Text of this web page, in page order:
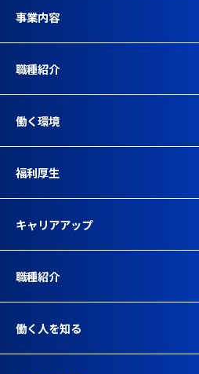
事業内容
職種紹介
働く環境
福利厚生
キャリアアップ
職種紹介
働く人を知る